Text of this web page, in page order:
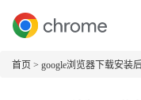
首页 > google浏览器下载安装